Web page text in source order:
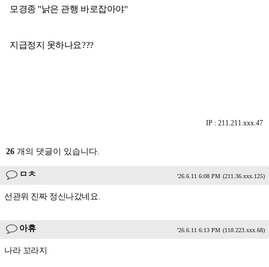
모경종 "낡은 관행 바로잡아야"
지급정지 못하나요???
IP : 211.211.xxx.47
26 개의 댓글이 있습니다.
ㅁㅊ '26.6.11 6:08 PM (211.36.xxx.125)
선관위 진짜 정신나갔네요.
아휴 '26.6.11 6:13 PM (118.223.xxx.68)
나라 꼬라지